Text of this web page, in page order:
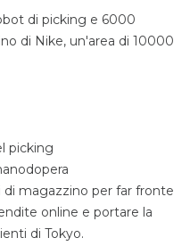
di picking e 6000
di Nike, un'area di 10000
picking
magazzino per far fronte
online e portare la
di Tokyo.